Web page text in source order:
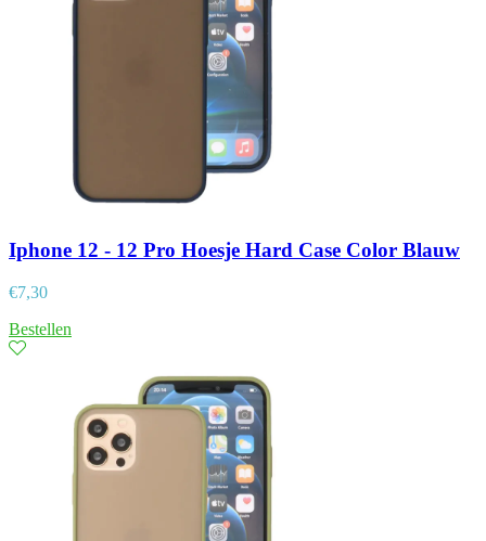
Iphone 12 - 12 Pro Hoesje Hard Case Color Blauw
€7,30
Bestellen